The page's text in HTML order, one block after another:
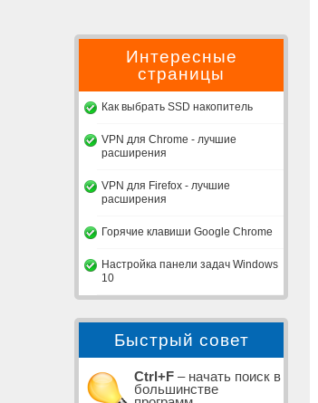
Интересные
страницы
Как выбрать SSD накопитель
VPN для Chrome - лучшие
расширения
VPN для Firefox - лучшие
расширения
Горячие клавиши Google Chrome
Настройка панели задач Windows
10
Быстрый совет
Ctrl+F – начать поиск в
большинстве